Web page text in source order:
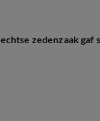
zedenzaak